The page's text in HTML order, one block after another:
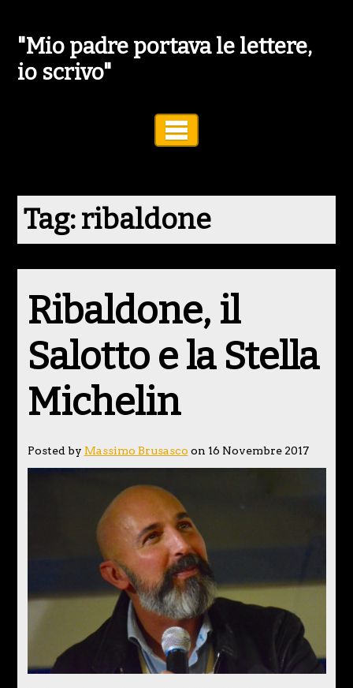
"Mio padre portava le lettere,
io scrivo"
Tag:ribaldone
Ribaldone, il
Salotto e la Stella
Michelin
Posted by Massimo Brusasco on 16 Novembre 2017